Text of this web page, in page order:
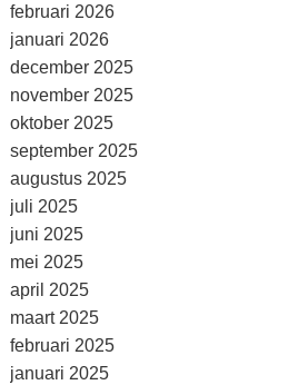
februari 2026
januari 2026
december 2025
november 2025
oktober 2025
september 2025
augustus 2025
juli 2025
juni 2025
mei 2025
april 2025
maart 2025
februari 2025
januari 2025